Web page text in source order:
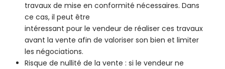
travaux de mise en conformité nécessaires. Dans
ce cas, il peut être
intéressant pour le vendeur de réaliser ces travaux
avant la vente afin de valoriser son bien et limiter
les négociations.
Risque de nullité de la vente : si le vendeur ne